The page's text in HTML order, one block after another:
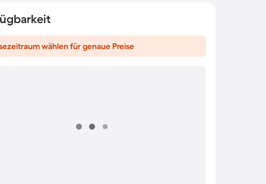
wählen für genaue Preise